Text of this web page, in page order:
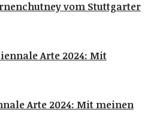
vom Stuttgarter
Arte 2024: Mit
Arte 2024: Mit meinen